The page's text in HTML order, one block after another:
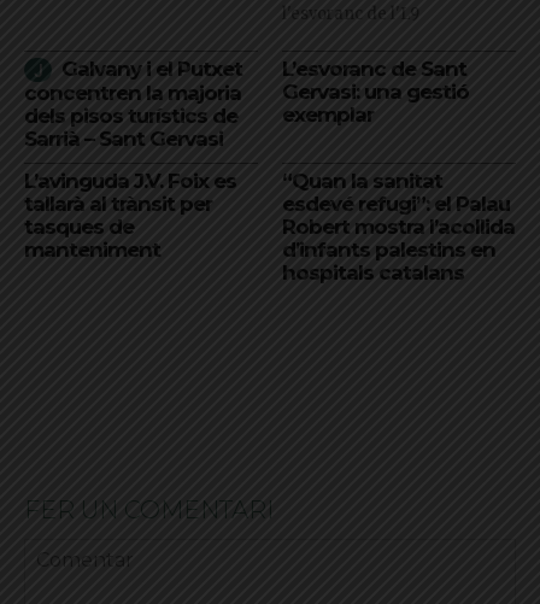
l'esvoranc de l'L9
Galvany i el Putxet
concentren la majoria
dels pisos turístics de
Sarrià – Sant Gervasi
L’esvoranc de Sant
Gervasi: una gestió
exemplar
L’avinguda J.V. Foix es
tallarà al trànsit per
tasques de
manteniment
“Quan la sanitat
esdevé refugi”: el Palau
Robert mostra l’acollida
d’infants palestins en
hospitals catalans
FER UN COMENTARI